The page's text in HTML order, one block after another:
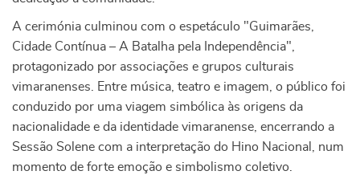
A cerimónia culminou com o espetáculo "Guimarães,
Cidade Contínua – A Batalha pela Independência",
protagonizado por associações e grupos culturais
vimaranenses. Entre música, teatro e imagem, o público foi
conduzido por uma viagem simbólica às origens da
nacionalidade e da identidade vimaranense, encerrando a
Sessão Solene com a interpretação do Hino Nacional, num
momento de forte emoção e simbolismo coletivo.